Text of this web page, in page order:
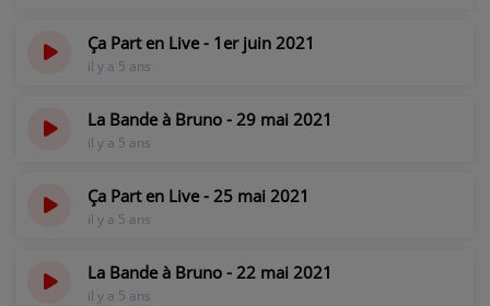
Ça Part en Live - 1er juin 2021
il y a 5 ans
La Bande à Bruno - 29 mai 2021
il y a 5 ans
Ça Part en Live - 25 mai 2021
il y a 5 ans
La Bande à Bruno - 22 mai 2021
il y a 5 ans